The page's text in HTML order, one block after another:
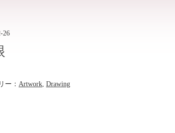
26
ー： Artwork, Drawing